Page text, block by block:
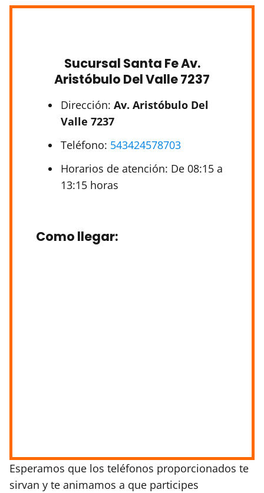
Sucursal Santa Fe Av.
Aristóbulo Del Valle 7237
Dirección: Av. Aristóbulo Del
Valle 7237
Teléfono: 543424578703
Horarios de atención: De 08:15 a
13:15 horas
Como llegar:
Esperamos que los teléfonos proporcionados te
sirvan y te animamos a que participes